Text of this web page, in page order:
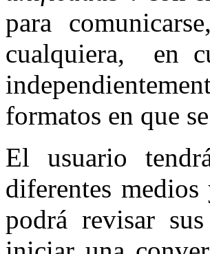
para
cualquiera, en
formatos en que
El usuario
diferentes
podrá revisar